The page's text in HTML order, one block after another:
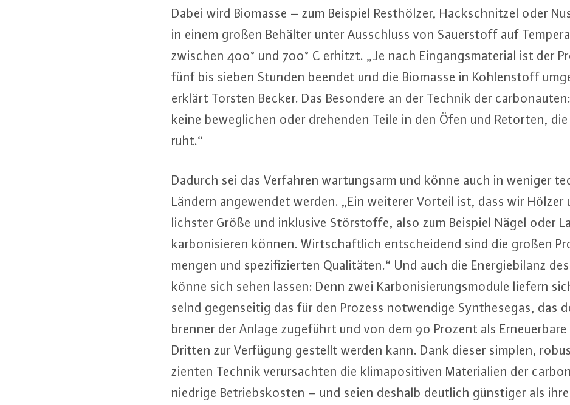
Dabei wird Biomasse – zum Beispiel Rest­höl­zer, Hack­schnit­zel oder
in einem großen Behälter unter Aus­schluss von Sau­er­stoff auf
zwischen 400° und 700° C erhitzt. „Je nach Ein­gangs­ma­te­ri­al ist der
fünf bis sieben Stunden beendet und die Biomasse in Koh­len­stoff
erklärt Torsten Becker. Das Besondere an der Technik der
keine be­weg­li­chen oder drehenden Teile in den Öfen und Retorten, die
ruht.“
Dadurch sei das Verfahren war­tungs­arm und könne auch in weniger
Ländern an­ge­wen­det werden. „Ein weiterer Vorteil ist, dass wir
lichs­ter Größe und inklusive Stör­stof­fe, also zum Beispiel Nägel oder
kar­bo­ni­sie­ren können. Wirt­schaft­lich ent­schei­dend sind die großen
men­gen und spe­zi­fi­zier­ten Qua­li­tä­ten.“ Und auch die En­er­gie­bi­lanz
könne sich sehen lassen: Denn zwei Kar­bo­ni­sie­rungs­mo­du­le liefern
selnd ge­gen­sei­tig das für den Prozess not­wen­di­ge Syn­the­se­gas, das
bren­ner der Anlage zugeführt und von dem 90 Prozent als Er­neu­er­ba­re
Dritten zur Verfügung gestellt werden kann. Dank dieser simplen,
zi­en­ten Technik ver­ur­sach­ten die kli­ma­po­si­ti­ven Ma­te­ria­li­en der
niedrige Be­triebs­kos­ten – und seien deshalb deutlich günstiger als